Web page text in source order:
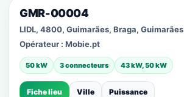
GMR-00004
LIDL, 4800, Guimarães, Braga, Guimarães
Opérateur : Mobie.pt
50 kW 3 connecteurs 43 kW, 50 kW
Fiche lieu Ville Puissance